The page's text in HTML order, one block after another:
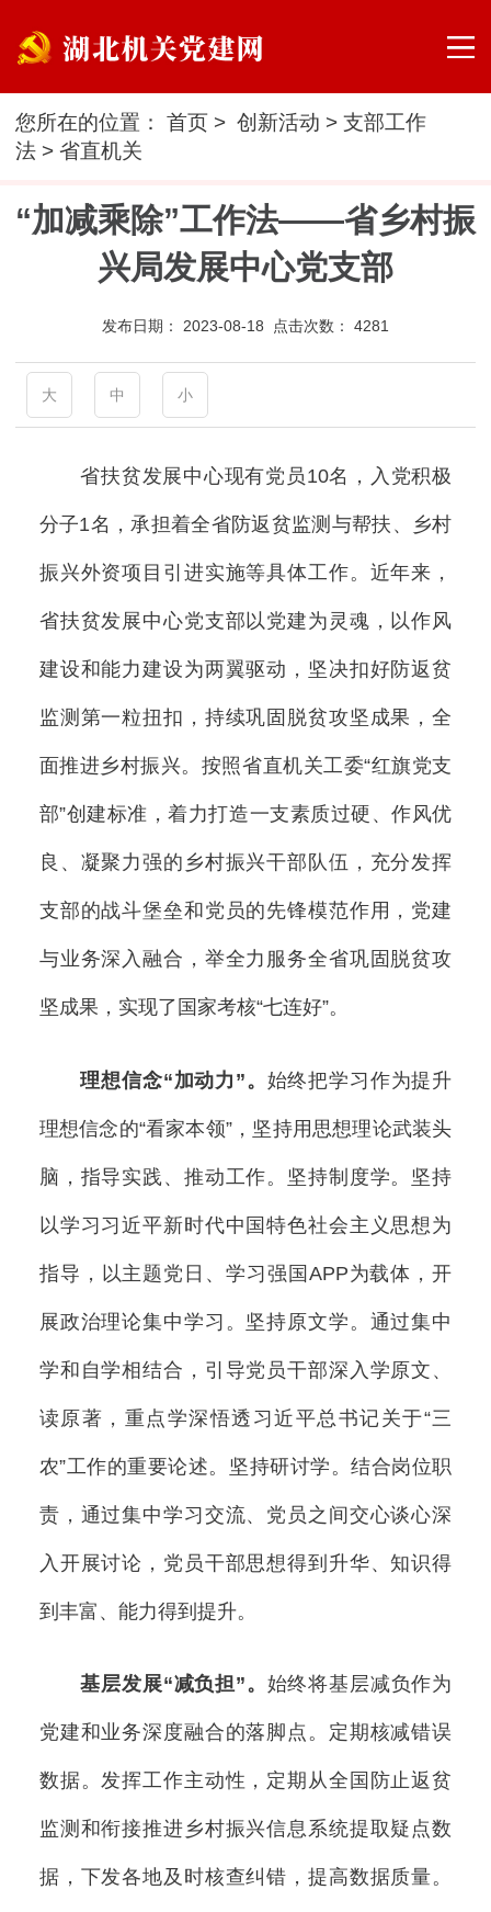
您所在的位置：首页 >创新活动 >支部工作
法 >省直机关
“加减乘除”工作法——省乡村振
兴局发展中心党支部
发布日期： 2023-08-18 点击次数： 4281
大 中 小
省扶贫发展中心现有党员10名，入党积极
分子1名，承担着全省防返贫监测与帮扶、乡村
振兴外资项目引进实施等具体工作。近年来，
省扶贫发展中心党支部以党建为灵魂，以作风
建设和能力建设为两翼驱动，坚决扣好防返贫
监测第一粒扭扣，持续巩固脱贫攻坚成果，全
面推进乡村振兴。按照省直机关工委“红旗党支
部”创建标准，着力打造一支素质过硬、作风优
良、凝聚力强的乡村振兴干部队伍，充分发挥
支部的战斗堡垒和党员的先锋模范作用，党建
与业务深入融合，举全力服务全省巩固脱贫攻
坚成果，实现了国家考核“七连好”。
理想信念“加动力”。 始终把学习作为提升
理想信念的“看家本领”，坚持用思想理论武装头
脑，指导实践、推动工作。坚持制度学。坚持
以学习习近平新时代中国特色社会主义思想为
指导，以主题党日、学习强国APP为载体，开
展政治理论集中学习。坚持原文学。通过集中
学和自学相结合，引导党员干部深入学原文、
读原著，重点学深悟透习近平总书记关于“三
农”工作的重要论述。坚持研讨学。结合岗位职
责，通过集中学习交流、党员之间交心谈心深
入开展讨论，党员干部思想得到升华、知识得
到丰富、能力得到提升。
基层发展“减负担”。 始终将基层减负作为
党建和业务深度融合的落脚点。定期核减错误
数据。发挥工作主动性，定期从全国防止返贫
监测和衔接推进乡村振兴信息系统提取疑点数
据，下发各地及时核查纠错，提高数据质量。